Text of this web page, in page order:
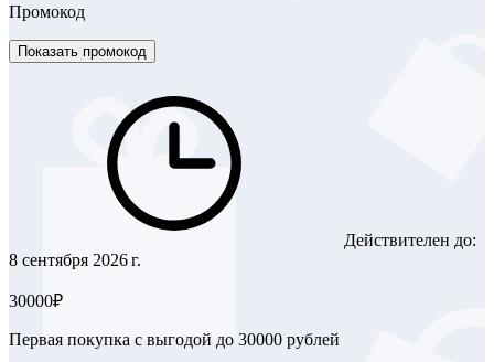
Промокод
Показать промокод
Действителен до:
8 сентября 2026 г.
30000₽
Первая покупка с выгодой до 30000 рублей